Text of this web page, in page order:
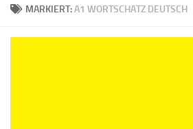
MARKIERT:A1 WORTSCHATZ DEUTSCH